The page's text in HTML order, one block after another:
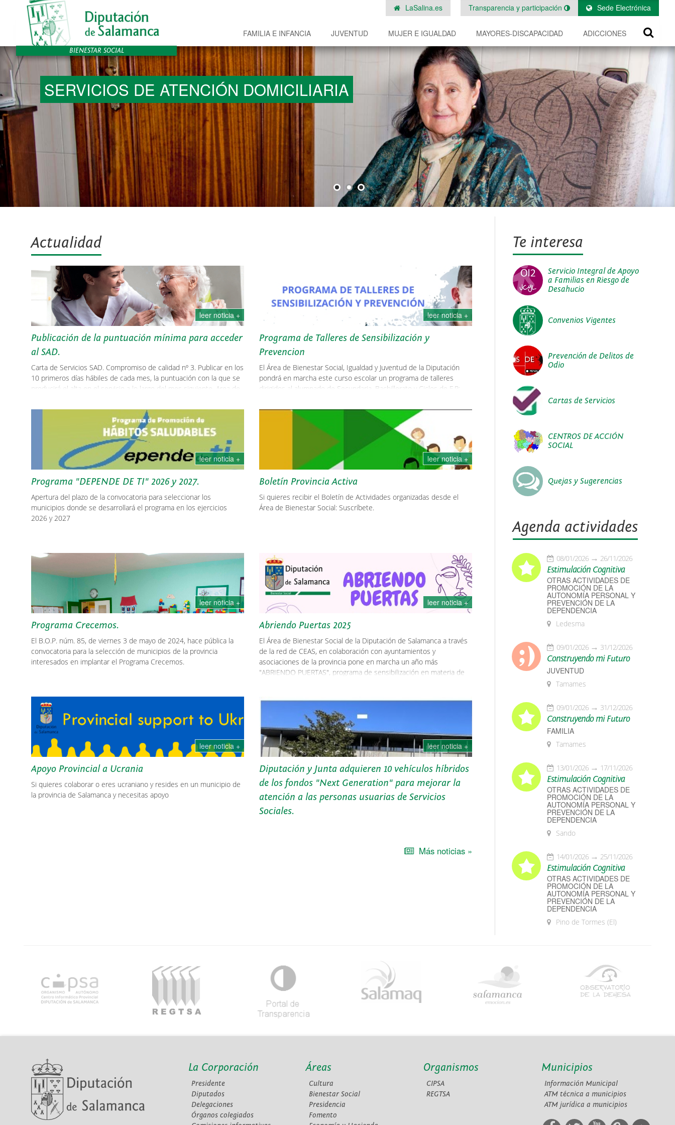
Sede Electrónica
Transparencia y participación
LaSalina.es
FAMILIA E INFANCIA JUVENTUD MUJER E IGUALDAD MAYORES-DISCAPACIDAD ADICCIONES
SERVICIOS DE ATENCIÓN DOMICILIARIA
Actualidad
Publicación de la puntuación mínima para acceder
al SAD.
Carta de Servicios SAD. Compromiso de calidad nº 3. Publicar en los
10 primeros días hábiles de cada mes, la puntuación con la que se
producirá el alta en el servicio a lo largo del mes siguiente. Area de
leer noticia +
Programa de Talleres de Sensibilización y
Prevencion
El Área de Bienestar Social, Igualdad y Juventud de la Diputación
pondrá en marcha este curso escolar un programa de talleres
dirigidos al alumnado de Secundaria, Bachillerato y Ciclos de F.P:
leer noticia +
Programa "DEPENDE DE TI" 2026 y 2027.
Apertura del plazo de la convocatoria para seleccionar los
municipios donde se desarrollará el programa en los ejercicios
2026 y 2027
leer noticia +
Boletín Provincia Activa
Si quieres recibir el Boletín de Actividades organizadas desde el
Área de Bienestar Social: Suscríbete.
leer noticia +
Programa Crecemos.
El B.O.P. núm. 85, de viernes 3 de mayo de 2024, hace pública la
convocatoria para la selección de municipios de la provincia
interesados en implantar el Programa Crecemos.
leer noticia +
Abriendo Puertas 2025
El Área de Bienestar Social de la Diputación de Salamanca a través
de la red de CEAS, en colaboración con ayuntamientos y
asociaciones de la provincia pone en marcha un año más
"ABRIENDO PUERTAS", programa de sensibilización en materia de
leer noticia +
Apoyo Provincial a Ucrania
Si quieres colaborar o eres ucraniano y resides en un municipio de
la provincia de Salamanca y necesitas apoyo
leer noticia +
Diputación y Junta adquieren 10 vehículos híbridos
de los fondos "Next Generation" para mejorar la
atención a las personas usuarias de Servicios
Sociales.
leer noticia +
Más noticias »
Te interesa
Servicio Integral de Apoyo
a Familias en Riesgo de
Desahucio
Convenios Vigentes
Prevención de Delitos de
Odio
Cartas de Servicios
CENTROS DE ACCIÓN
SOCIAL
Quejas y Sugerencias
Agenda actividades
08/01/2026 26/11/2026
Estimulación Cognitiva
OTRAS ACTIVIDADES DE
PROMOCIÓN DE LA
AUTONOMÍA PERSONAL Y
PREVENCIÓN DE LA
DEPENDENCIA
Ledesma
09/01/2026 31/12/2026
Construyendo mi Futuro
JUVENTUD
Tamames
09/01/2026 31/12/2026
Construyendo mi Futuro
FAMILIA
Tamames
13/01/2026 17/11/2026
Estimulación Cognitiva
OTRAS ACTIVIDADES DE
PROMOCIÓN DE LA
AUTONOMÍA PERSONAL Y
PREVENCIÓN DE LA
DEPENDENCIA
Sando
14/01/2026 25/11/2026
Estimulación Cognitiva
OTRAS ACTIVIDADES DE
PROMOCIÓN DE LA
AUTONOMÍA PERSONAL Y
PREVENCIÓN DE LA
DEPENDENCIA
Pino de Tormes (El)
La Corporación
Presidente
Diputados
Delegaciones
Órganos colegiados
Áreas
Cultura
Bienestar Social
Presidencia
Fomento
Organismos
CIPSA
REGTSA
Municipios
Información Municipal
ATM técnica a municipios
ATM jurídica a municipios